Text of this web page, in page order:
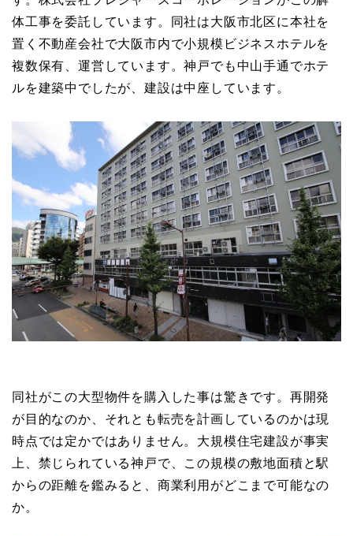
体工事を委託しています。同社は大阪市北区に本社を
置く不動産会社で大阪市内で小規模ビジネスホテルを
複数保有、運営しています。神戸でも中山手通でホテ
ルを建築中でしたが、建設は中座しています。
同社がこの大型物件を購入した事は驚きです。再開発
が目的なのか、それとも転売を計画しているのかは現
時点では定かではありません。大規模住宅建設が事実
上、禁じられている神戸で、この規模の敷地面積と駅
からの距離を鑑みると、商業利用がどこまで可能なの
か。